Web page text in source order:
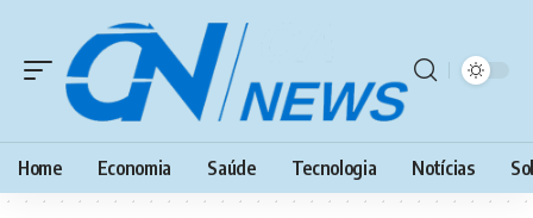
Home Economia Saúde Tecnologia Notícias